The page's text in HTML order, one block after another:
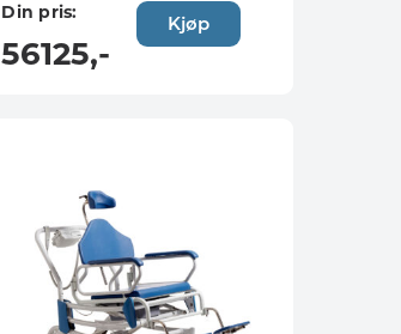
Din pris:
56125,-
Kjøp